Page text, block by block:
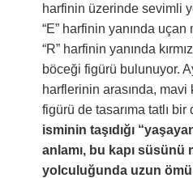
harfinin üzerinde sevimli
“E” harfinin yanında
“R” harfinin yanında
böceği figürü bulunuyor.
harflerinin arasında, mavi
figürü de tasarıma tatlı bir
isminin taşıdığı
anlamı, bu kapı süsünü
yolculuğunda uzun